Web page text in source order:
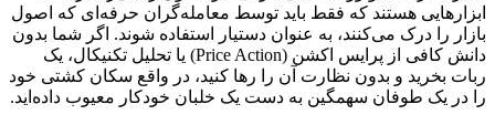
ابزارهایی هستند که فقط باید توسط معامله‌گران حرفه‌ای که اصول
بازار را درک می‌کنند، به عنوان دستیار استفاده شوند. اگر شما بدون
دانش کافی از پرایس اکشن (Price Action) یا تحلیل تکنیکال، یک
ربات بخرید و بدون نظارت آن را رها کنید، در واقع سکان کشتی خود
را در یک طوفان سهمگین به دست یک خلبان خودکار معیوب داده‌اید.